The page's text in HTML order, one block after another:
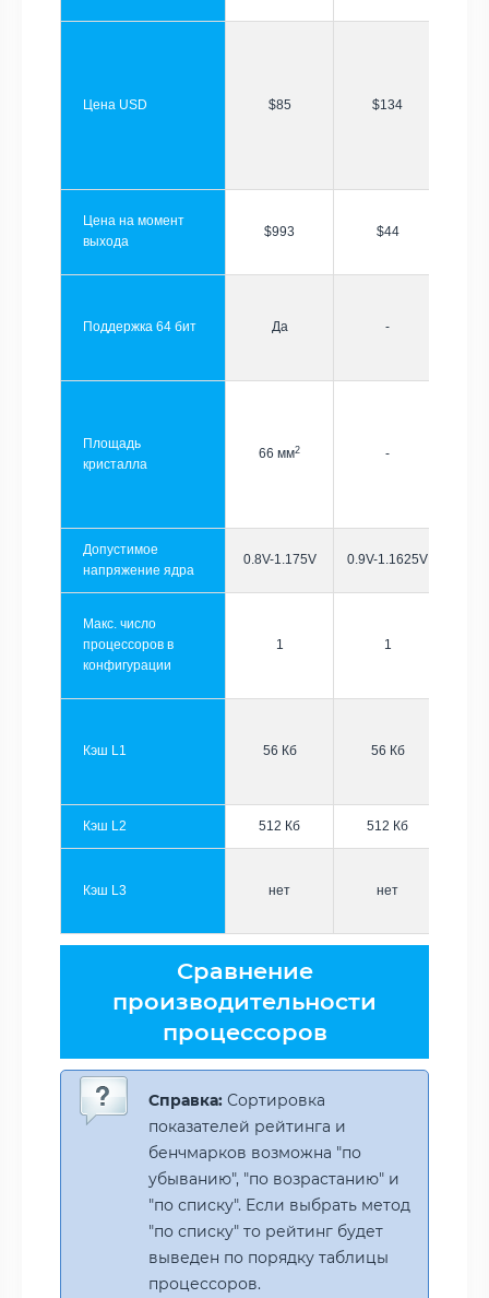
Цена USD $85 $134
Цена на момент
выхода
$993 $44
Поддержка 64 бит Да -
Площадь
кристалла
66 мм2 -
Допустимое
напряжение ядра
0.8V-1.175V 0.9V-1.1625V
Макс. число
процессоров в
конфигурации
1 1
Кэш L1 56 Кб 56 Кб
Кэш L2 512 Кб 512 Кб
Кэш L3 нет нет
Сравнение
производительности
процессоров
Справка: Сортировка
показателей рейтинга и
бенчмарков возможна "по
убыванию", "по возрастанию" и
"по списку". Если выбрать метод
"по списку" то рейтинг будет
выведен по порядку таблицы
процессоров.